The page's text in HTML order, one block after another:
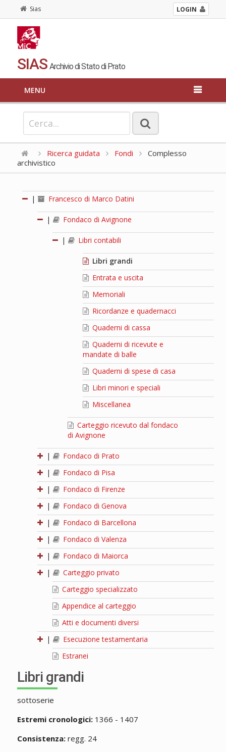
Sias LOGIN
SIAS Archivio di Stato di Prato
MENU
Ricerca guidata Fondi
Complesso
archivistico
| Francesco di Marco Datini
| Fondaco di Avignone
| Libri contabili
Libri grandi
Entrata e uscita
Memoriali
Ricordanze e quadernacci
Quaderni di cassa
Quaderni di ricevute e
mandate di balle
Quaderni di spese di casa
Libri minori e speciali
Miscellanea
Carteggio ricevuto dal fondaco
di Avignone
|
Fondaco di Prato
|
Fondaco di Pisa
|
Fondaco di Firenze
|
Fondaco di Genova
|
Fondaco di Barcellona
|
Fondaco di Valenza
|
Fondaco di Maiorca
|
Carteggio privato
Carteggio specializzato
Appendice al carteggio
Atti e documenti diversi
|
Esecuzione testamentaria
Estranei
Libri grandi
sottoserie
Estremi cronologici:1366 - 1407
Consistenza:regg. 24